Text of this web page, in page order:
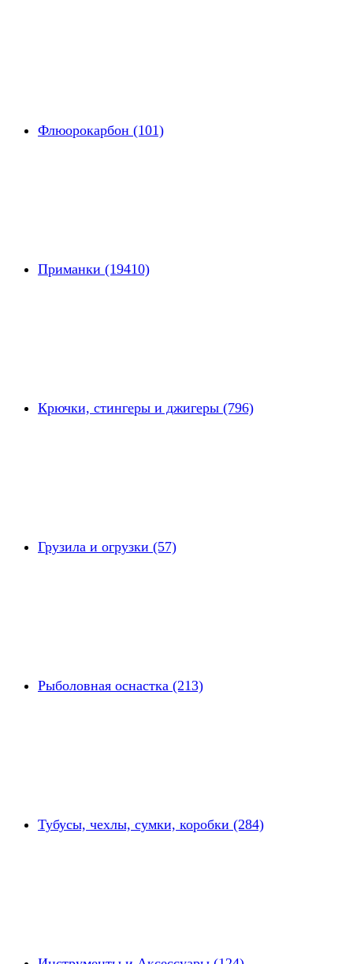
Флюорокарбон (101)
Приманки (19410)
Крючки, стингеры и джигеры (796)
Грузила и огрузки (57)
Рыболовная оснастка (213)
Тубусы, чехлы, сумки, коробки (284)